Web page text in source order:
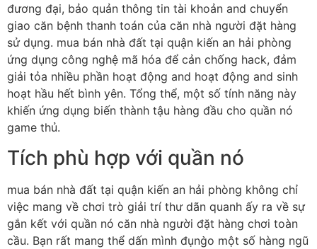
đương đại, bảo quản thông tin tài khoản and chuyển
giao căn bệnh thanh toán của căn nhà người đặt hàng
sử dụng. mua bán nhà đất tại quận kiến an hải phòng
ứng dụng công nghệ mã hóa để cản chống hack, đảm
giải tỏa nhiều phần hoạt động and hoạt động and sinh
hoạt hầu hết bình yên. Tổng thể, một số tính năng này
khiến ứng dụng biến thành tậu hàng đầu cho quần nó
game thủ.
Tích phù hợp với quần nó
mua bán nhà đất tại quận kiến an hải phòng không chỉ
việc mang về chơi trò giải trí thư dãn quanh ấy ra về sự
gắn kết với quần nó căn nhà người đặt hàng chơi toàn
cầu. Bạn rất mang thể dấn mình đụng̀o một số hàng ngũ